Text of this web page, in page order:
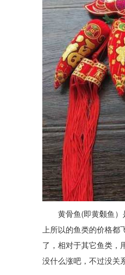
黄骨鱼(即黄颡鱼
上所以的鱼类的价格都
了，相对于其它鱼类，
没什么涨吧，不过没关